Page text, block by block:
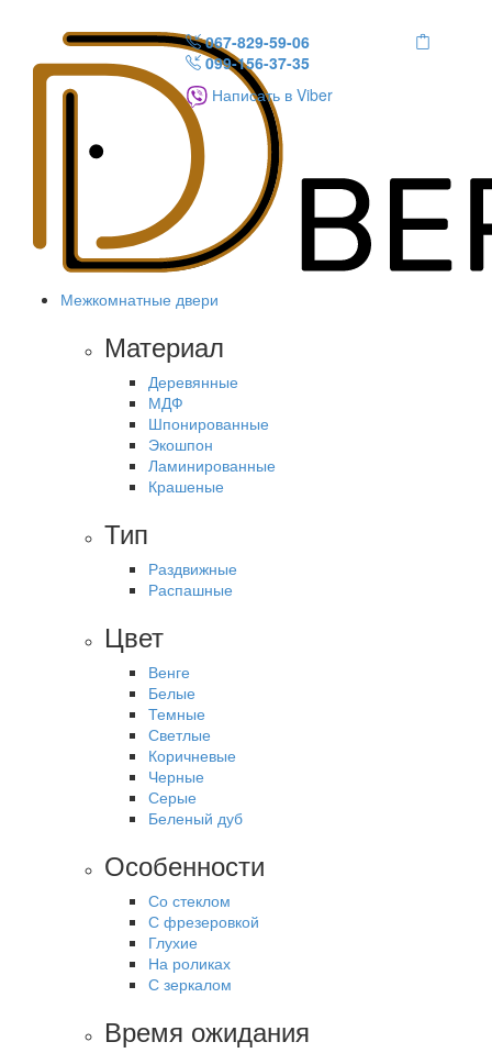
067-829-59-06
099-156-37-35
Написать в Viber
Межкомнатные двери
Материал
Деревянные
МДФ
Шпонированные
Экошпон
Ламинированные
Крашеные
Тип
Раздвижные
Распашные
Цвет
Венге
Белые
Темные
Светлые
Коричневые
Черные
Серые
Беленый дуб
Особенности
Со стеклом
С фрезеровкой
Глухие
На роликах
С зеркалом
Время ожидания